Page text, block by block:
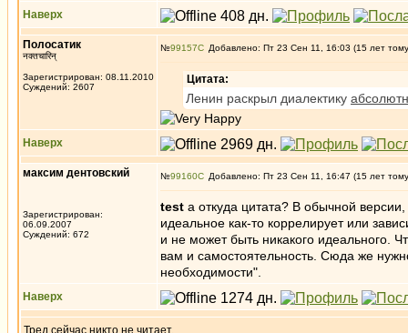
Наверх
Полосатик
नक्तचारिन्
Зарегистрирован: 08.11.2010
Суждений: 2607
№99157 Добавлено: Пт 23 Сен 11, 16:03 (15 лет
Цитата:
Ленин раскрыл диалектику
Наверх
максим дентовский
Зарегистрирован:
06.09.2007
Суждений: 672
№99160 Добавлено: Пт 23 Сен 11, 16:47 (15 лет
test а откуда цитата? В обычной
идеальное как-то коррелирует или
и не может быть никакого идеального.
вам и самостоятельность. Сюда же
необходимости".
Наверх
Тред сейчас никто не читает.